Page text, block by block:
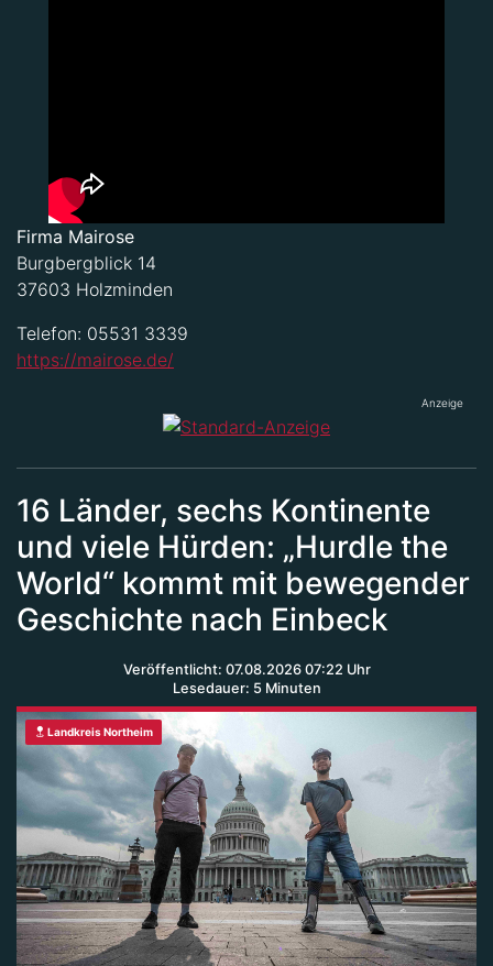
Firma Mairose
Burgbergblick 14
37603 Holzminden
https://mairose.de/
und viele Hürden: „Hurdle the
World“ kommt mit bewegender
Geschichte nach Einbeck
Lesedauer: 5 Minuten
Landkreis Northeim